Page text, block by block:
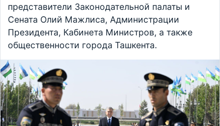
представители Законодательной палаты и
Сената Олий Мажлиса, Администрации
Президента, Кабинета Министров, а также
общественности города Ташкента.